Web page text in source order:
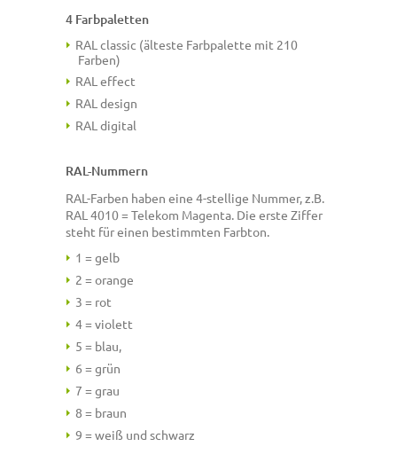
4 Farbpaletten
RAL classic (älteste Farbpalette mit 210
Farben)
RAL effect
RAL design
RAL digital
RAL-Nummern
RAL-Farben haben eine 4-stellige Nummer, z.B.
RAL 4010 = Telekom Magenta. Die erste Ziffer
steht für einen bestimmten Farbton.
1 = gelb
2 = orange
3 = rot
4 = violett
5 = blau,
6 = grün
7 = grau
8 = braun
9 = weiß und schwarz